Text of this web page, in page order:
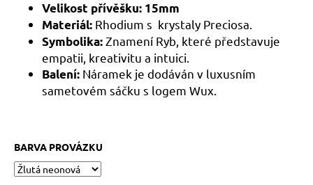
Velikost přívěšku: 15mm
Materiál: Rhodium s krystaly Preciosa.
Symbolika:Znamení Ryb, které představuje
empatii, kreativitu a intuici.
Balení: Náramek je dodáván v luxusním
sametovém sáčku s logem Wux.
BARVA PROVÁZKU
KABBALAH
FIVE
SILVER